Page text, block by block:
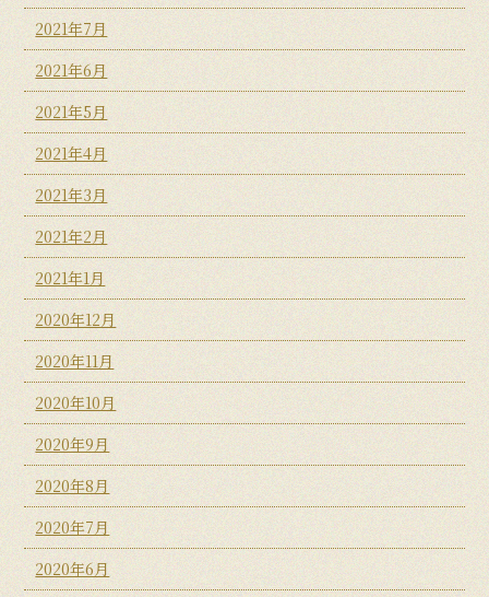
2021年7月
2021年6月
2021年5月
2021年4月
2021年3月
2021年2月
2021年1月
2020年12月
2020年11月
2020年10月
2020年9月
2020年8月
2020年7月
2020年6月